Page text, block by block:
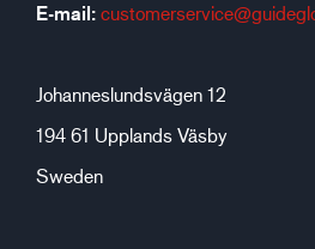
E-mail:
Johanneslundsvägen 12
194 61 Upplands Väsby
Sweden